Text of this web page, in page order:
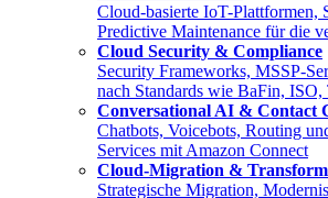
Cloud-basierte IoT-Plattformen,
Predictive Maintenance für die
Cloud Security & Compliance
Security Frameworks, MSSP-
nach Standards wie BaFin,
Conversational AI & Contact
Chatbots, Voicebots, Routing
Services mit Amazon Connect
Cloud-Migration &
Strategische Migration,